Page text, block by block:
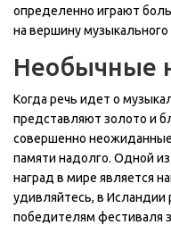
определенно играют
на вершину
Необычные
Когда речь идет о
представляют золото и
совершенно
памяти надолго. Одной
наград в мире является
удивляйтесь, в Исландии
победителям фестиваля